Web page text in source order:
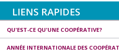
LIENS RAPIDES
QU'EST-CE QU'UNE COOPÉRATIVE?
ANNÉE INTERNATIONALE DES